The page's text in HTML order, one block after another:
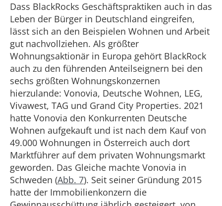
Dass BlackRocks Geschäftspraktiken auch in das
Leben der Bürger in Deutschland eingreifen,
lässt sich an den Beispielen Wohnen und Arbeit
gut nachvollziehen. Als größter
Wohnungsaktionär in Europa gehört BlackRock
auch zu den führenden Anteilseignern bei den
sechs größten Wohnungskonzernen
hierzulande: Vonovia, Deutsche Wohnen, LEG,
Vivawest, TAG und Grand City Properties. 2021
hatte Vonovia den Konkurrenten Deutsche
Wohnen aufgekauft und ist nach dem Kauf von
49.000 Wohnungen in Österreich auch dort
Marktführer auf dem privaten Wohnungsmarkt
geworden. Das Gleiche machte Vonovia in
Schweden (Abb. 7). Seit seiner Gründung 2015
hatte der Immobilienkonzern die